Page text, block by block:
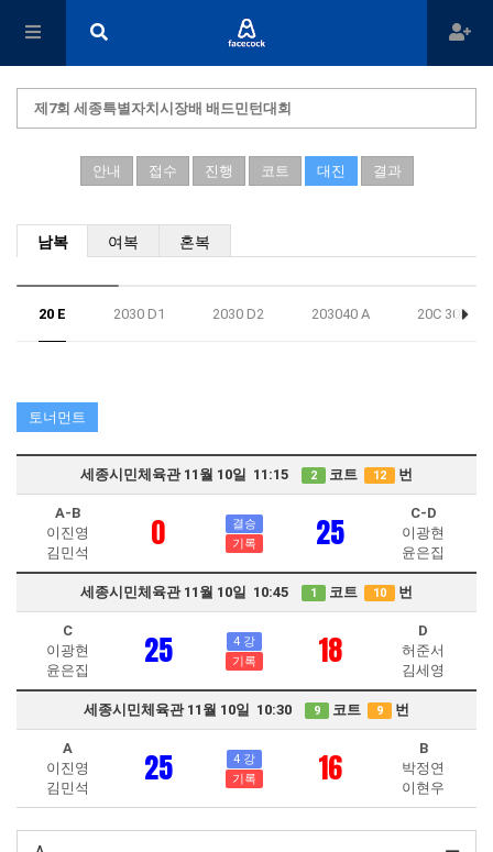
제7회 세종특별자치시장배 배드민턴대회
안내 접수 진행 코트 대진 결과
남복 여복 혼복
20 E 2030 D1 2030 D2 203040 A 20C 30B
토너먼트
세종시민체육관 11월 10일 11:15 2 코트 12 번
A-B
이진영
김민석
0
결승
기록
25
C-D
이광현
윤은집
세종시민체육관 11월 10일 10:45 1 코트 10 번
C
이광현
윤은집
25
4 강
기록
18
D
허준서
김세영
세종시민체육관 11월 10일 10:30 9 코트 9 번
A
이진영
김민석
25
4 강
기록
16
B
박정연
이현우